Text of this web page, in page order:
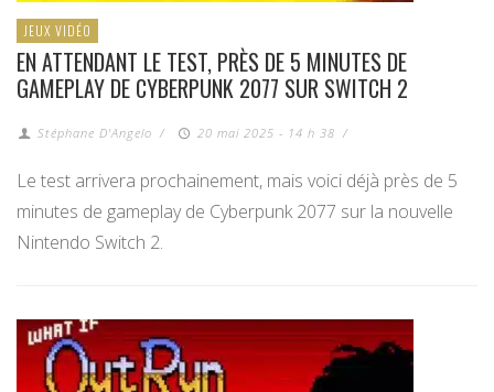
JEUX VIDÉO
EN ATTENDANT LE TEST, PRÈS DE 5 MINUTES DE
GAMEPLAY DE CYBERPUNK 2077 SUR SWITCH 2
Stéphane D'Angelo / 20 mai 2025 - 14 h 38 /
Le test arrivera prochainement, mais voici déjà près de 5
minutes de gameplay de Cyberpunk 2077 sur la nouvelle
Nintendo Switch 2.